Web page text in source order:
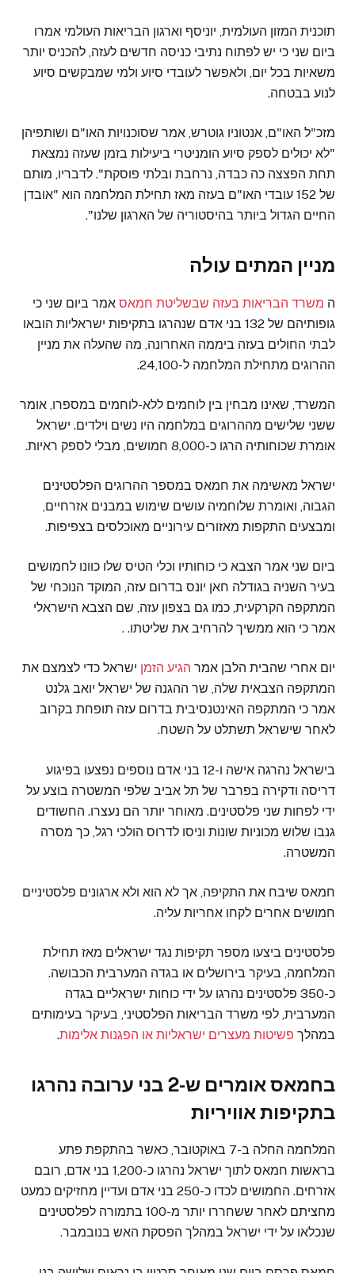
תוכנית המזון העולמית, יוניסף וארגון הבריאות העולמי אמרו
ביום שני כי יש לפתוח נתיבי כניסה חדשים לעזה, להכניס יותר
משאיות בכל יום, ולאפשר לעובדי סיוע ולמי שמבקשים סיוע
לנוע בבטחה.
מזכ"ל האו"ם, אנטוניו גוטרש, אמר שסוכנויות האו"ם ושותפיהן
"לא יכולים לספק סיוע הומניטרי ביעילות בזמן שעזה נמצאת
תחת הפצצה כה כבדה, נרחבת ובלתי פוסקת". לדבריו, מותם
של 152 עובדי האו"ם בעזה מאז תחילת המלחמה הוא "אובדן
החיים הגדול ביותר בהיסטוריה של הארגון שלנו".
מניין המתים עולה
ה משרד הבריאות בעזה שבשליטת חמאס אמר ביום שני כי
גופותיהם של 132 בני אדם שנהרגו בתקיפות ישראליות הובאו
לבתי החולים בעזה ביממה האחרונה, מה שהעלה את מניין
ההרוגים מתחילת המלחמה ל-24,100.
המשרד, שאינו מבחין בין לוחמים ללא-לוחמים במספרו, אומר
ששני שלישים מההרוגים במלחמה היו נשים וילדים. ישראל
אומרת שכוחותיה הרגו כ-8,000 חמושים, מבלי לספק ראיות.
ישראל מאשימה את חמאס במספר ההרוגים הפלסטינים
הגבוה, ואומרת שלוחמיה עושים שימוש במבנים אזרחיים,
ומבצעים התקפות מאזורים עירוניים מאוכלסים בצפיפות.
ביום שני אמר הצבא כי כוחותיו וכלי הטיס שלו כוונו לחמושים
בעיר השניה בגודלה חאן יונס בדרום עזה, המוקד הנוכחי של
המתקפה הקרקעית, כמו גם בצפון עזה, שם הצבא הישראלי
אמר כי הוא ממשיך להרחיב את שליטתו. .
יום אחרי שהבית הלבן אמר הגיע הזמן ישראל כדי לצמצם את
המתקפה הצבאית שלה, שר ההגנה של ישראל יואב גלנט
אמר כי המתקפה האינטנסיבית בדרום עזה תופחת בקרוב
לאחר שישראל תשתלט על השטח.
בישראל נהרגה אישה ו-12 בני אדם נוספים נפצעו בפיגוע
דריסה ודקירה בפרבר של תל אביב שלפי המשטרה בוצע על
ידי לפחות שני פלסטינים. מאוחר יותר הם נעצרו. החשודים
גנבו שלוש מכוניות שונות וניסו לדרוס הולכי רגל, כך מסרה
המשטרה.
חמאס שיבח את התקיפה, אך לא הוא ולא ארגונים פלסטיניים
חמושים אחרים לקחו אחריות עליה.
פלסטינים ביצעו מספר תקיפות נגד ישראלים מאז תחילת
המלחמה, בעיקר בירושלים או בגדה המערבית הכבושה.
כ-350 פלסטינים נהרגו על ידי כוחות ישראליים בגדה
המערבית, לפי משרד הבריאות הפלסטיני, בעיקר בעימותים
במהלך פשיטות מעצרים ישראליות או הפגנות אלימות.
בחמאס אומרים ש-2 בני ערובה נהרגו
בתקיפות אוויריות
המלחמה החלה ב-7 באוקטובר, כאשר בהתקפת פתע
בראשות חמאס לתוך ישראל נהרגו כ-1,200 בני אדם, רובם
אזרחים. החמושים לכדו כ-250 בני אדם ועדיין מחזיקים כמעט
מחציתם לאחר ששחררו יותר מ-100 בתמורה לפלסטינים
שנכלאו על ידי ישראל במהלך הפסקת האש בנובמבר.